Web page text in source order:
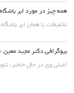
همه چیز در مورد ابر
تخفیفات یا همان ابر
بیوگرافی دکتر مجید معین
اصلی وی در حال حاضر،